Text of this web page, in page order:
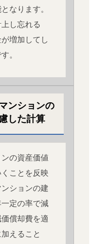
なります。
し忘れる
増加してし
。
ンションの
した計算
の資産価値
ことを反映
ションの建
定の率で減
償却費を適
えること